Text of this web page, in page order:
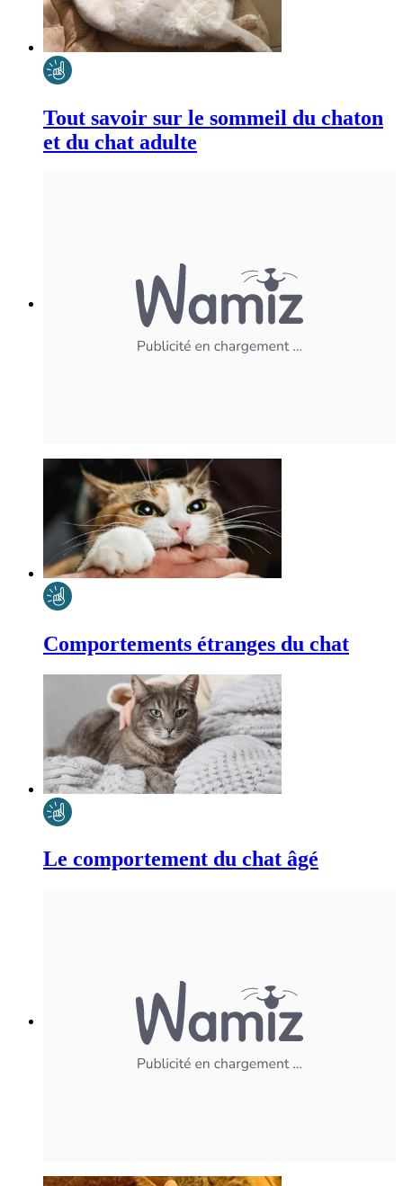
Tout savoir sur le sommeil du chaton
et du chat adulte
Comportements étranges du chat
Le comportement du chat âgé